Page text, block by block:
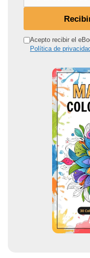
r Acepto recibir el
Política de